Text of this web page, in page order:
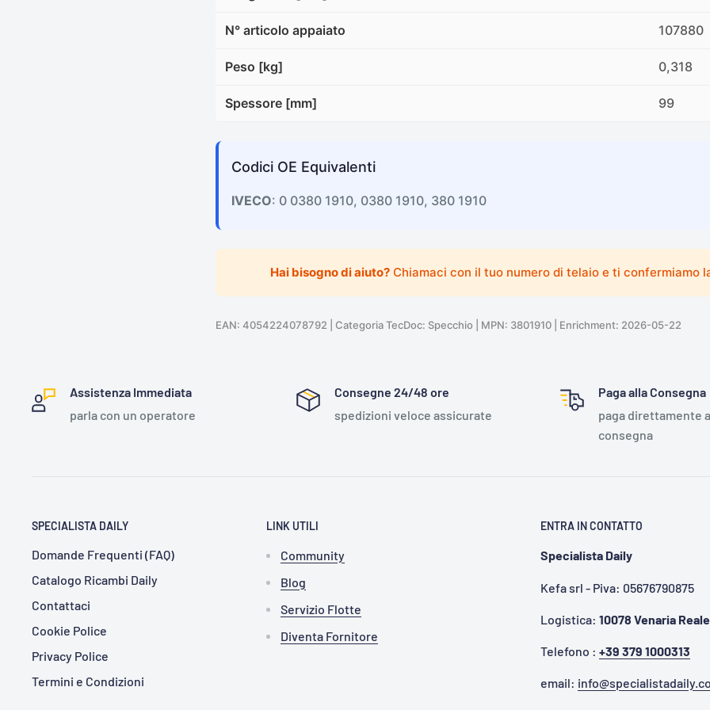
N° articolo appaiato 107880
Peso [kg] 0,318
Spessore [mm] 99
Codici OE Equivalenti
IVECO: 0 0380 1910, 0380 1910, 380 1910
Hai bisogno di aiuto? Chiamaci con il tuo numero di telaio e ti confermiamo
EAN: 4054224078792 | Categoria TecDoc: Specchio | MPN: 3801910 | Enrichment: 2026-05-22
Assistenza Immediata
parla con un operatore
Consegne 24/48 ore
spedizioni veloce assicurate
Paga alla Consegna
paga direttamente
consegna
SPECIALISTA DAILY
Domande Frequenti (FAQ)
Catalogo Ricambi Daily
Contattaci
Cookie Police
Privacy Police
Termini e Condizioni
LINK UTILI
Community
Blog
Servizio Flotte
Diventa Fornitore
ENTRA IN CONTATTO
Specialista Daily
Kefa srl - Piva: 05676790875
Logistica: 10078 Venaria
Telefono : +39 379 1000313
email: